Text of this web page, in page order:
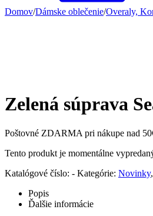
Domov/Dámske oblečenie/Overaly,
Zelená súprava
Poštovné ZDARMA pri nákupe nad
Tento produkt je momentálne
Katalógové číslo: - Kategórie: Novinky,
Popis
Ďalšie informácie